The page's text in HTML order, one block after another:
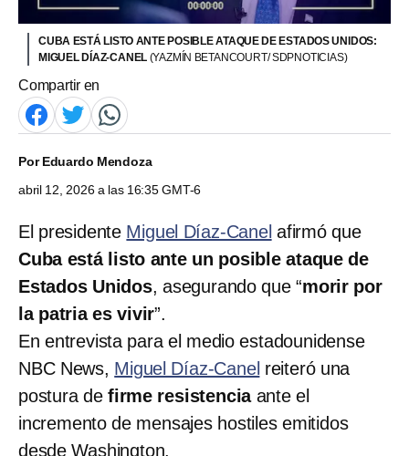
CUBA ESTÁ LISTO ANTE POSIBLE ATAQUE DE ESTADOS UNIDOS:
MIGUEL DÍAZ-CANEL (YAZMÍN BETANCOURT/ SDPNOTICIAS)
Compartir en
PorEduardo Mendoza
abril 12, 2026 a las 16:35 GMT-6
El presidente Miguel Díaz-Canel afirmó que
Cuba está listo ante un posible ataque de
Estados Unidos, asegurando que “morir por
la patria es vivir”.
En entrevista para el medio estadounidense
NBC News, Miguel Díaz-Canel reiteró una
postura defirme resistenciaante el
incremento de mensajes hostiles emitidos
desde Washington.